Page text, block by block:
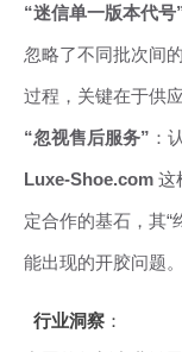
“迷信单一版本代号
忽略了不同批次间
过程，关键在于供
“忽视售后服务” ：
Luxe-Shoe.com 这
定合作的基石，其“
能出现的开胶问题。
行业洞察：